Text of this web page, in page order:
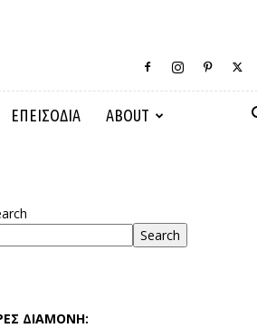
ΕΠΕΙΣΟΔΙΑ ABOUT
Search
ΔΙΑΜΟΝΗ: